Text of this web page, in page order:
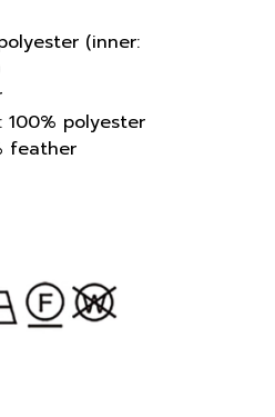
(inner:
100% polyester
feather